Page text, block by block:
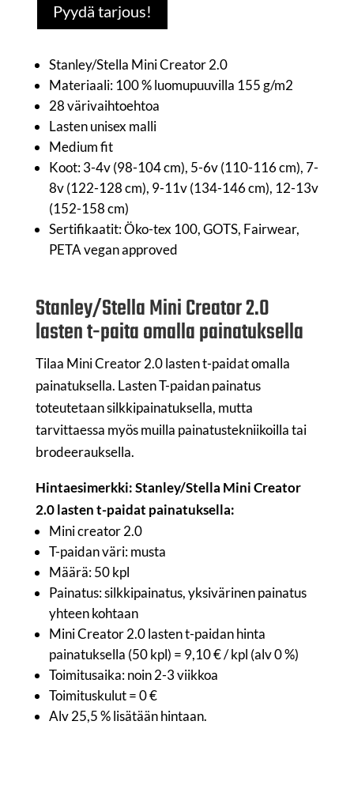
Pyydä tarjous!
Stanley/Stella Mini Creator 2.0
Materiaali: 100 % luomupuuvilla 155 g/m2
28 värivaihtoehtoa
Lasten unisex malli
Medium fit
Koot: 3-4v (98-104 cm), 5-6v (110-116 cm), 7-
8v (122-128 cm), 9-11v (134-146 cm), 12-13v
(152-158 cm)
Sertifikaatit: Öko-tex 100, GOTS, Fairwear,
PETA vegan approved
Stanley/Stella Mini Creator 2.0
lasten t-paita omalla painatuksella
Tilaa Mini Creator 2.0 lasten t-paidat omalla
painatuksella. Lasten T-paidan painatus
toteutetaan silkkipainatuksella, mutta
tarvittaessa myös muilla painatustekniikoilla tai
brodeerauksella.
Hintaesimerkki: Stanley/Stella Mini Creator
2.0 lasten t-paidat painatuksella:
Mini creator 2.0
T-paidan väri: musta
Määrä: 50 kpl
Painatus: silkkipainatus, yksivärinen painatus
yhteen kohtaan
Mini Creator 2.0 lasten t-paidan hinta
painatuksella (50 kpl) = 9,10 € / kpl (alv 0 %)
Toimitusaika: noin 2-3 viikkoa
Toimituskulut = 0 €
Alv 25,5 % lisätään hintaan.